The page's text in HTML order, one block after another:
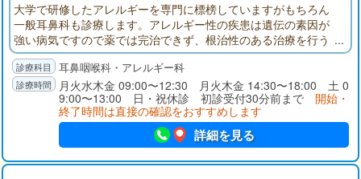
大学で研修したアレルギーを専門に標榜していますがもちろん
一般耳鼻科も診療します。アレルギー性の疾患は遺伝の素因が
強い病気ですので薬では完治できず、根治性のある治療を行う
ようにしています。アレルギー性鼻炎は減感作療法かレーザー
照射を勧めています。まずは皮膚、血液や鼻腔粘膜を使い、ア
レルギーの原因を突き止めることが基本です。そこから原因物
質を避ける方法や吸入する量を減らす方法が見つかることもあ
耳鼻咽喉科・アレルギー科
月火水木金 09:00〜12:30 月火木金 14:30〜18:00 土 0
9:00〜13:00 日・祝休診 初診受付30分前まで 開始・
終了時間は直接の確認をおすすめします
詳細を見る